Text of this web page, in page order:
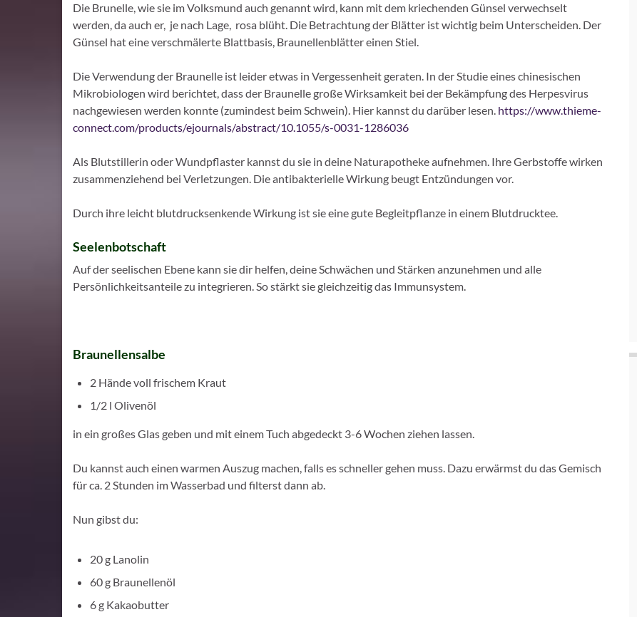
Die Brunelle, wie sie im Volksmund auch genannt wird, kann mit dem kriechenden Günsel verwechselt
werden, da auch er, je nach Lage, rosa blüht. Die Betrachtung der Blätter ist wichtig beim Unterscheiden. Der
Günsel hat eine verschmälerte Blattbasis, Braunellenblätter einen Stiel.
Die Verwendung der Braunelle ist leider etwas in Vergessenheit geraten. In der Studie eines chinesischen
Mikrobiologen wird berichtet, dass der Braunelle große Wirksamkeit bei der Bekämpfung des Herpesvirus
nachgewiesen werden konnte (zumindest beim Schwein). Hier kannst du darüber lesen. https://www.thieme-
connect.com/products/ejournals/abstract/10.1055/s-0031-1286036
Als Blutstillerin oder Wundpflaster kannst du sie in deine Naturapotheke aufnehmen. Ihre Gerbstoffe wirken
zusammenziehend bei Verletzungen. Die antibakterielle Wirkung beugt Entzündungen vor.
Durch ihre leicht blutdrucksenkende Wirkung ist sie eine gute Begleitpflanze in einem Blutdrucktee.
Seelenbotschaft
Auf der seelischen Ebene kann sie dir helfen, deine Schwächen und Stärken anzunehmen und alle
Persönlichkeitsanteile zu integrieren. So stärkt sie gleichzeitig das Immunsystem.
Braunellensalbe
2 Hände voll frischem Kraut
1/2 l Olivenöl
in ein großes Glas geben und mit einem Tuch abgedeckt 3-6 Wochen ziehen lassen.
Du kannst auch einen warmen Auszug machen, falls es schneller gehen muss. Dazu erwärmst du das Gemisch
für ca. 2 Stunden im Wasserbad und filterst dann ab.
Nun gibst du:
20 g Lanolin
60 g Braunellenöl
6 g Kakaobutter